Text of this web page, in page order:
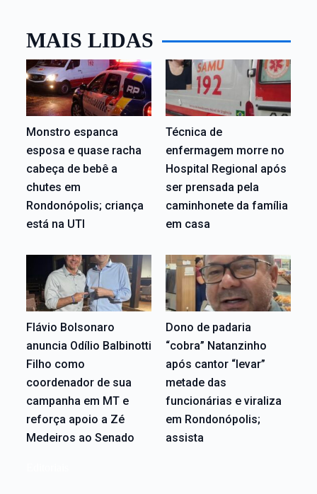
MAIS LIDAS
Monstro espanca
esposa e quase racha
cabeça de bebê a
chutes em
Rondonópolis; criança
está na UTI
Técnica de
enfermagem morre no
Hospital Regional após
ser prensada pela
caminhonete da família
em casa
Flávio Bolsonaro
anuncia Odílio Balbinotti
Filho como
coordenador de sua
campanha em MT e
reforça apoio a Zé
Medeiros ao Senado
Dono de padaria
“cobra” Natanzinho
após cantor “levar”
metade das
funcionárias e viraliza
em Rondonópolis;
assista